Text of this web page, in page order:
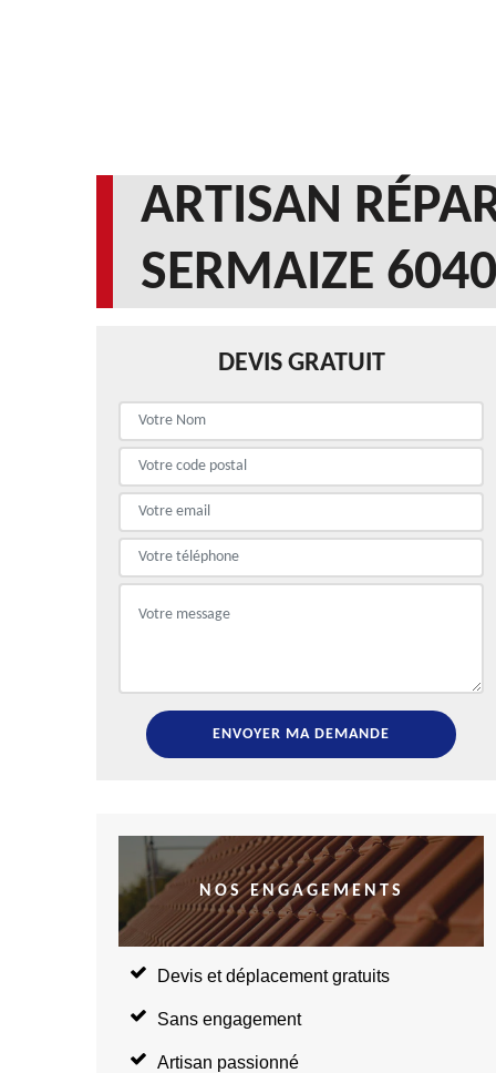
ARTISAN
SERMAIZE
DEVIS GRATUIT
NOS ENGAGEMENTS
Devis et déplacement gratuits
Sans engagement
Artisan passionné